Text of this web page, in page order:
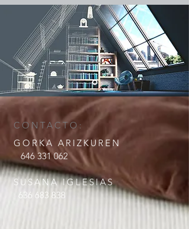
CONTACTO:
GORKA ARIZKUREN
646 331 062
SUSANA IGLESIAS
636 683 838